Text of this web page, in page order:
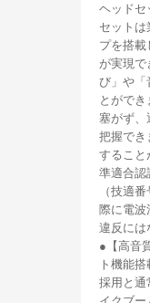
ヘッドセ
セット
プを搭
が実現
び」や「
とがで
塞がず
把握でき
すること
準適合認
（技適
際に電波
違反には
●【高音
ト機能
採用と通